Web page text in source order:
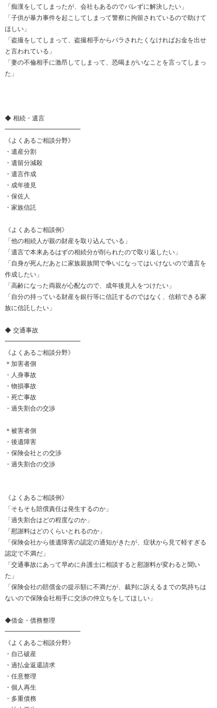
「痴漢をしてしまったが、会社もあるのでバレずに解決したい」
「子供が暴力事件を起こしてしまって警察に拘留されているので助けて
ほしい」
「盗撮をしてしまって、盗撮相手からバラされたくなければお金を出せ
と言われている」
「妻の不倫相手に激昂してしまって、恐喝まがいなことを言ってしまっ
た」
◆ 相続・遺言
━━━━━━━━━━━━
《よくあるご相談分野》
・遺産分割
・遺留分減殺
・遺言作成
・成年後見
・保佐人
・家族信託
《よくあるご相談例》
「他の相続人が親の財産を取り込んでいる」
「遺言で本来あるはずの相続分が削られたので取り返したい」
「自身が死んだあとに家族親族間で争いになってはいけないので遺言を
作成したい」
「高齢になった両親が心配なので、成年後見人をつけたい」
「自分の持っている財産を銀行等に信託するのではなく、信頼できる家
族に信託したい」
◆ 交通事故
━━━━━━━━━━━━
《よくあるご相談分野》
＊加害者側
・人身事故
・物損事故
・死亡事故
・過失割合の交渉
＊被害者側
・後遺障害
・保険会社との交渉
・過失割合の交渉
《よくあるご相談例》
「そもそも賠償責任は発生するのか」
「過失割合はどの程度なのか」
「慰謝料はどのくらいとれるのか」
「保険会社から後遺障害の認定の通知がきたが、症状から見て軽すぎる
認定で不満だ」
「交通事故にあって早めに弁護士に相談すると慰謝料が変わると聞い
た」
「保険会社の賠償金の提示額に不満だが、裁判に訴えるまでの気持ちは
ないので保険会社相手に交渉の仲立ちをしてほしい」
◆借金・債務整理
━━━━━━━━━━━━
《よくあるご相談分野》
・自己破産
・過払金返還請求
・任意整理
・個人再生
・多重債務